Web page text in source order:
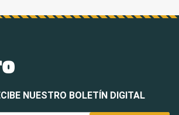
NUESTRO BOLETÍN DIGITAL